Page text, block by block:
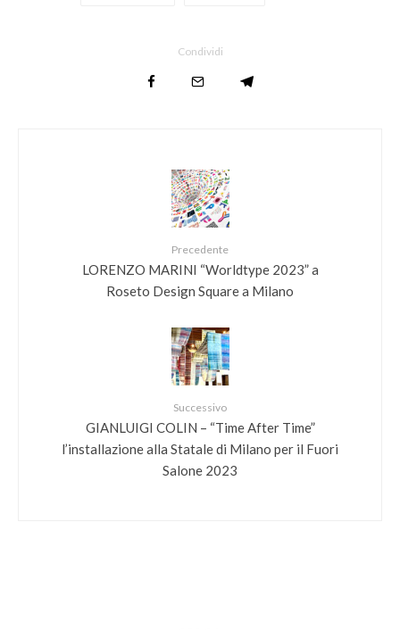
Condividi
Precedente
LORENZO MARINI “Worldtype 2023” a
Roseto Design Square a Milano
Successivo
GIANLUIGI COLIN – “Time After Time”
l’installazione alla Statale di Milano per il Fuori
Salone 2023